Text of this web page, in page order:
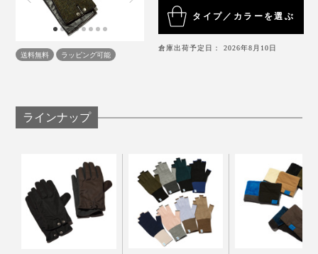
手首のボタンホックを留めれば、ますます手にフィッ
ト。『tet.』オリジナルデザインのボタンがアクセント
にも。
ツイード生地には柄があるため、左右対称に見えるよう
に計算して裁断する工夫も。
ALLレザーの手袋もクラッシックな良さがありますが、
ツイード生地を組み合わせることで、より温かみや柔ら
かな印象に。
い。
《商品仕様》
サイズ（アイテム寸法）：［MEN］（約）全長24×手
外箱：13cm×26.5cm×3.5cm
素材：［手のひら側］羊革（導電タイプ） ［甲
／毛65%、アクリル35%） ［裏地］カシミヤ100%
製造国：日本
※全て人の手で縫製しているため、サイズには多少の個体差がござい
ます。あらかじめご了承ください。
送料無料 ラッピング可能
タイプ／カラーを選ぶ
倉庫出荷予定日： 2026年8月10日
ラインナップ